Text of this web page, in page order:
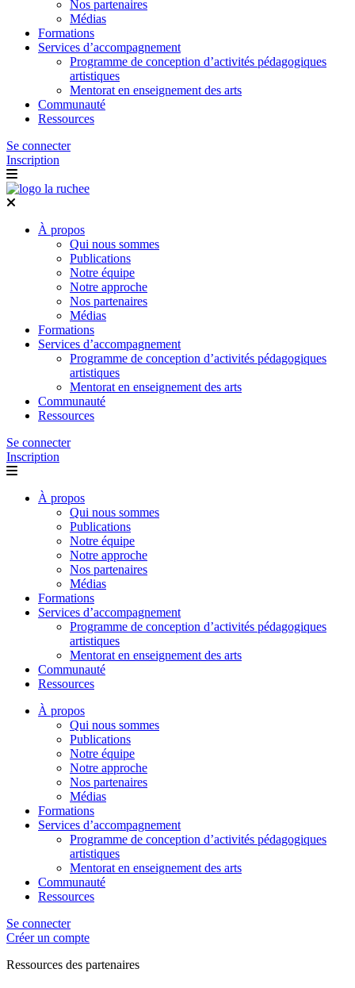
Nos partenaires
Médias
Formations
Services d’accompagnement
Programme de conception d’activités pédagogiques
artistiques
Mentorat en enseignement des arts
Communauté
Ressources
Se connecter
Inscription
À propos
Qui nous sommes
Publications
Notre équipe
Notre approche
Nos partenaires
Médias
Formations
Services d’accompagnement
Programme de conception d’activités pédagogiques
artistiques
Mentorat en enseignement des arts
Communauté
Ressources
Se connecter
Inscription
À propos
Qui nous sommes
Publications
Notre équipe
Notre approche
Nos partenaires
Médias
Formations
Services d’accompagnement
Programme de conception d’activités pédagogiques
artistiques
Mentorat en enseignement des arts
Communauté
Ressources
À propos
Qui nous sommes
Publications
Notre équipe
Notre approche
Nos partenaires
Médias
Formations
Services d’accompagnement
Programme de conception d’activités pédagogiques
artistiques
Mentorat en enseignement des arts
Communauté
Ressources
Se connecter
Créer un compte
Ressources des partenaires